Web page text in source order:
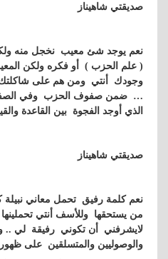
صديقتي شاهيناز
نعم يوجد شئ معيب نخجل منه
( علم الحزب ) أو فكره ولكن
وجودك أنتي ومن هم على شاكلتك
… ضمن صفوف الحزب وفي
الذي أوجد الفجوة بين القاعدة
صديقتي شاهيناز
نعم كلمة رفيق تحمل معاني نبيلة
من يستحقها وللأسف أنتي
لايشرفني أن تكوني رفيقة لي ..
والوصوليين والمتسلقين على